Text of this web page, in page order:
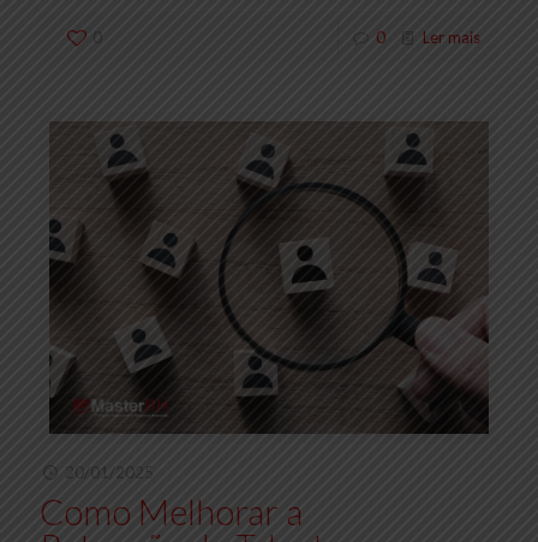
0 0 Ler mais
20/01/2025
Como Melhorar a